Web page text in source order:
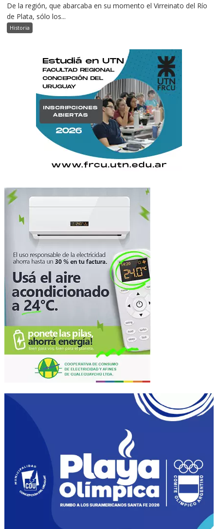
De la región, que abarcaba en su momento el Virreinato del Río
de Plata, sólo los...
Historia